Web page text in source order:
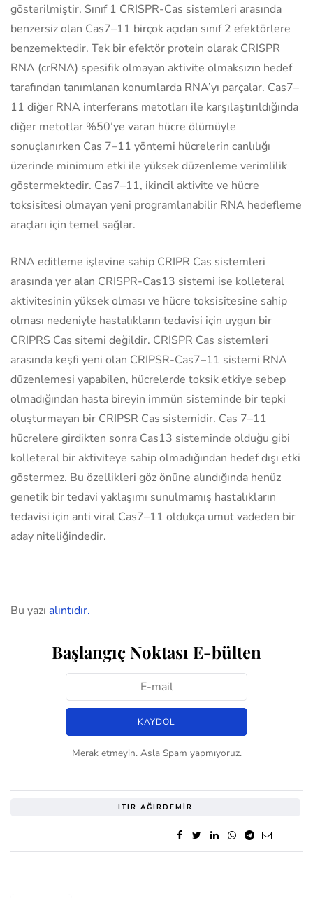
gösterilmiştir. Sınıf 1 CRISPR-Cas sistemleri arasında
benzersiz olan Cas7–11 birçok açıdan sınıf 2 efektörlere
benzemektedir. Tek bir efektör protein olarak CRISPR
RNA (crRNA) spesifik olmayan aktivite olmaksızın hedef
tarafından tanımlanan konumlarda RNA’yı parçalar. Cas7–
11 diğer RNA interferans metotları ile karşılaştırıldığında
diğer metotlar %50’ye varan hücre ölümüyle
sonuçlanırken Cas 7–11 yöntemi hücrelerin canlılığı
üzerinde minimum etki ile yüksek düzenleme verimlilik
göstermektedir. Cas7–11, ikincil aktivite ve hücre
toksisitesi olmayan yeni programlanabilir RNA hedefleme
araçları için temel sağlar.
RNA editleme işlevine sahip CRIPR Cas sistemleri
arasında yer alan CRISPR-Cas13 sistemi ise kolleteral
aktivitesinin yüksek olması ve hücre toksisitesine sahip
olması nedeniyle hastalıkların tedavisi için uygun bir
CRIPRS Cas sitemi değildir. CRISPR Cas sistemleri
arasında keşfi yeni olan CRIPSR-Cas7–11 sistemi RNA
düzenlemesi yapabilen, hücrelerde toksik etkiye sebep
olmadığından hasta bireyin immün sisteminde bir tepki
oluşturmayan bir CRIPSR Cas sistemidir. Cas 7–11
hücrelere girdikten sonra Cas13 sisteminde olduğu gibi
kolleteral bir aktiviteye sahip olmadığından hedef dışı etki
göstermez. Bu özellikleri göz önüne alındığında henüz
genetik bir tedavi yaklaşımı sunulmamış hastalıkların
tedavisi için anti viral Cas7–11 oldukça umut vadeden bir
aday niteliğindedir.
Bu yazı alıntıdır.
Başlangıç Noktası E-bülten
Merak etmeyin. Asla Spam yapmıyoruz.
ITIR AĞIRDEMIR